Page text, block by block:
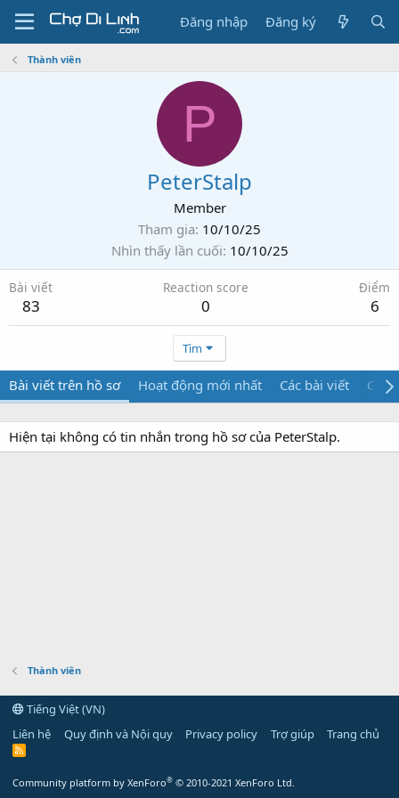
Đăng nhập Đăng ký
Thành viên
P
PeterStalp
Member
Tham gia 10/10/25
Nhìn thấy lần cuối 10/10/25
Bài viết
83
Reaction score
0
Điểm
6
Tìm
Bài viết trên hồ sơ Hoạt động mới nhất Các bài viết Giới
Hiện tại không có tin nhắn trong hồ sơ của PeterStalp.
Thành viên
Tiếng Việt (VN)
Liên hệ
Quy định và Nội quy Privacy policy Trợ giúp Trang chủ
R
Community platform by XenForo® © 2010-2021 XenForo Ltd.